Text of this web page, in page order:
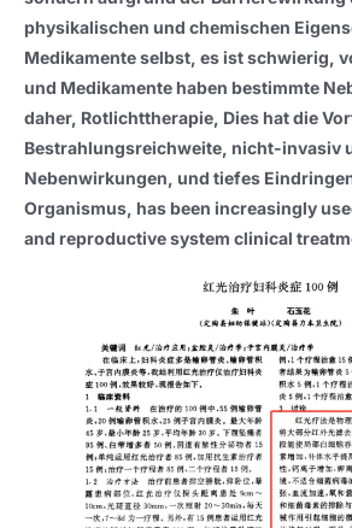
physikalischen und chemischen
Medikamente selbst, es ist schwierig,
und Medikamente haben bestimmte
daher, Rotlichttherapie, Dies hat die
Bestrahlungsreichweite, nicht-invasiv
Nebenwirkungen, und tiefes
Organismus, has been increasingly
and reproductive system clinical